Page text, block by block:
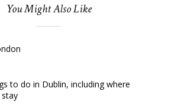
You Might Also Like
to do in Dublin, including where